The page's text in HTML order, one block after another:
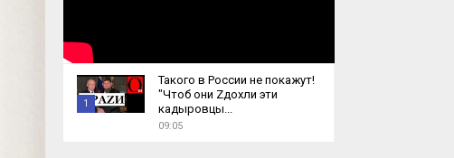
1
Такого в России не покажут!
"Чтоб они Zдохли эти
кадыровцы...
09:05